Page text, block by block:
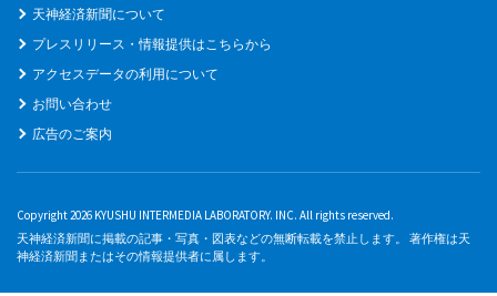
天神経済新聞について
プレスリリース・情報提供はこちらから
アクセスデータの利用について
お問い合わせ
広告のご案内
Copyright 2026 KYUSHU INTERMEDIA LABORATORY. INC. All rights reserved.
天神経済新聞に掲載の記事・写真・図表などの無断転載を禁止します。 著作権は天
神経済新聞またはその情報提供者に属します。